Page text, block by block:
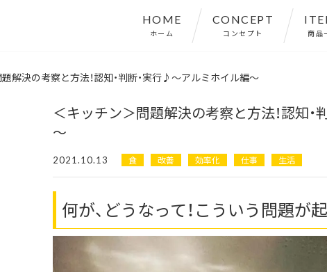
HOME
ホーム
CONCEPT
コンセプト 商品
解決の考察と方法！認知・判断・実行♪～アルミホイル編～
＜キッチン＞問題解決の考察と方法！認知
～
2021.10.13 食 改善 効率化 仕事 生活
何が、どうなって！こういう問題が